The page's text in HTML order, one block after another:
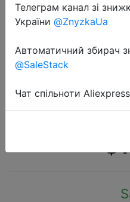
2021-01-13
Mi Band 5 4 3
силиконовый
4 ремешок
Телеграм канал зі
України @ZnyzkaUa
Автоматичний збирач
@SaleStack
Чат спільноти